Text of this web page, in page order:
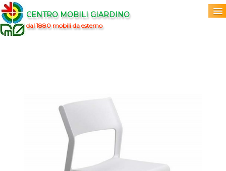
CENTRO MOBILI GIARDINO
dal 1880 mobili da esterno